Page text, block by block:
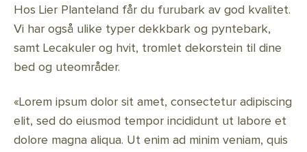
Hos Lier Planteland får du furubark av god kvalitet.
Vi har også ulike typer dekkbark og pyntebark,
samt Lecakuler og hvit, tromlet dekorstein til dine
bed og uteområder.
«Lorem ipsum dolor sit amet, consectetur adipiscing
elit, sed do eiusmod tempor incididunt ut labore et
dolore magna aliqua. Ut enim ad minim veniam, quis